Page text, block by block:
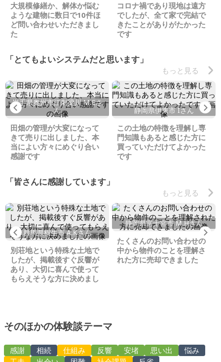
大規模修繕か、解体か悩む
ような建物に数日で10件ほ
ど問い合わせいただきまし
た
コロナ禍であり現地は遠方
でしたが、全て家で完結で
きたことがありがたかった
です
「とてもよいシステムだと思います」
もっと見る
Previous
岩手県奥州市江刺梁川 M.Eさ
ん
田畑の管理が大変になって
きて売りに出しました、本
当によい方々にめぐり合い
感謝です
静岡県伊東市 Iさん
この土地の特徴を理解し専
門知識もあると感じた方に
買っていただけてよかった
です
「皆さんに感謝しています」
もっと見る
Previous
群馬県桐生市 A.Kさん
別荘地という特殊な土地で
したが、掲載後すぐ反響が
あり、大切に喜んで使って
もらえそうな方に決めまし
静岡県富士宮市 M.Hさん
たくさんのお問い合わせの
中から物件のことを理解さ
れた方に売却できました
そのほかの体験談テーマ
感謝 相続 仕組み 反響 安堵 思い出
悩み